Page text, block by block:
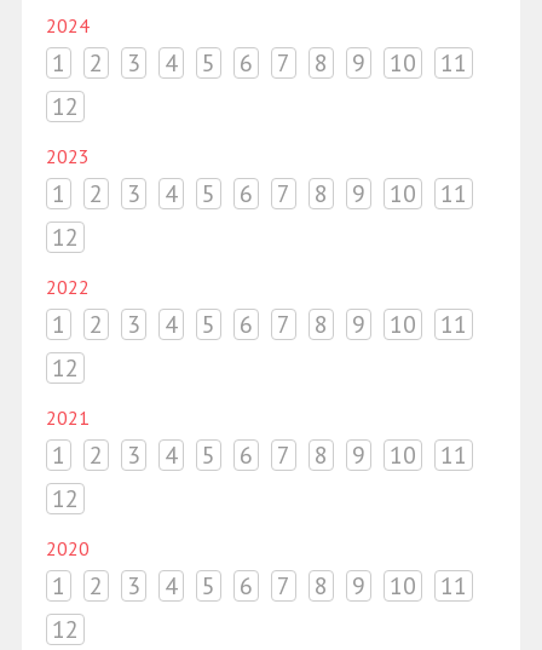
2024
1 2 3 4 5 6 7 8 9 10
11
12
2023
1 2 3 4 5 6 7 8 9 10
11
12
2022
1 2 3 4 5 6 7 8 9 10
11
12
2021
1 2 3 4 5 6 7 8 9 10
11
12
2020
1 2 3 4 5 6 7 8 9 10
11
12